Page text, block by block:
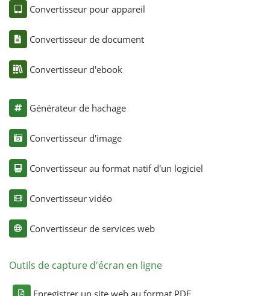
Convertisseur pour appareil
Convertisseur de document
Convertisseur d'ebook
Générateur de hachage
Convertisseur d'image
Convertisseur au format natif d'un logiciel
Convertisseur vidéo
Convertisseur de services web
Outils de capture d'écran en ligne